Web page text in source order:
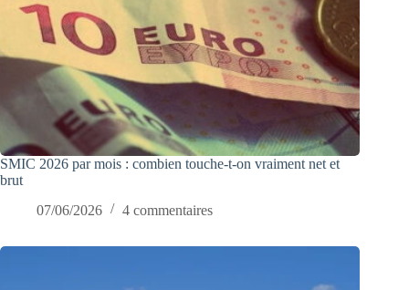
SMIC 2026 par mois : combien touche-t-on vraiment net et
brut
07/06/2026
4 commentaires